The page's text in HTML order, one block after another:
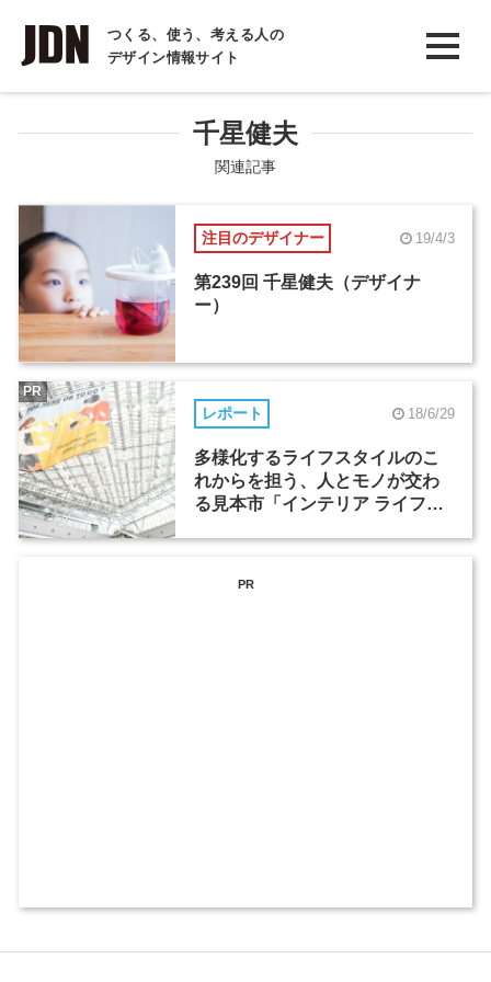
つくる、使う、考える人の
デザイン情報サイト
INTERVIEW
インタビュー
COLUMN
コラム
千星健夫
関連記事
注目のデザイナー 19/4/3
第239回 千星健夫（デザイナ
ー）
レポート 18/6/29
多様化するライフスタイルのこ
れからを担う、人とモノが交わ
る見本市「インテリア ライフス
PR
PR